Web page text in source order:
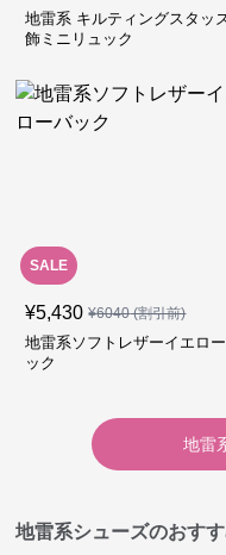
地雷系 キルティングスタッ
飾ミニリュック
SALE
¥5,430 ¥6040(割引前)
地雷系ソフトレザーイエロ
ック
地雷
地雷系シューズのおす